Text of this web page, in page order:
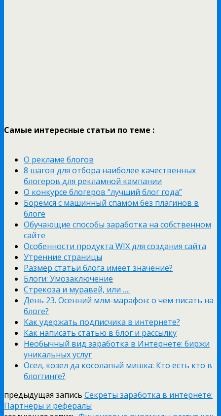
Самые интересные статьи по теме :
О рекламе блогов
8 шагов для отбора наиболее качественных
блогеров для рекламной кампании
О конкурсе блогеров “лучший блог года”
Боремся с машинный спамом без плагинов в
блоге
Обучающие способы заработка на собственном
сайте
Особенности продукта WIX для создания сайта
Утренние страницы
Размер статьи блога имеет значение?
Блоги: Умозаключение
Стрекоза и муравей, или ….
День 23. Осенний млм-марафон: о чем писать на
блоге?
Как удержать подписчика в интернете?
Как написать статью в блог и рассылку
Необычный вид заработка в Интернете: биржи
уникальных услуг
Осел, козел да косолапый мишка: Кто есть кто в
блоггинге?
предыдущая запись Секреты заработка в интернете:
Партнеры и рефералы